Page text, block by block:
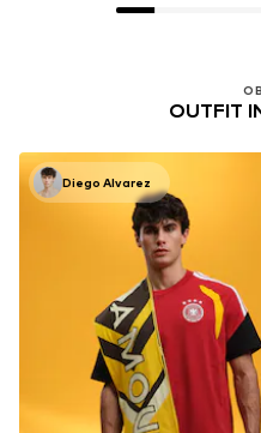
OUTFIT
Diego Alvarez